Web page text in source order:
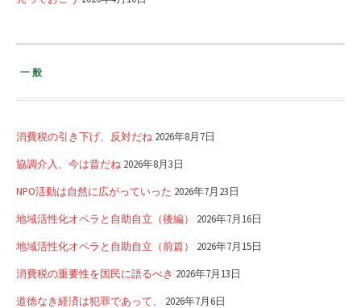
一般
消費税の引き下げ、反対だね 2026年8月7日
協調介入、今は昔だね 2026年8月3日
NPO活動は自然に広がっていった 2026年7月23日
地域活性化オペラと自助自立（後編） 2026年7月16日
地域活性化オペラと自助自立（前篇） 2026年7月15日
消費税の重要性を国民に語るべき 2026年7月13日
道徳なき経済は犯罪であって、 2026年7月6日